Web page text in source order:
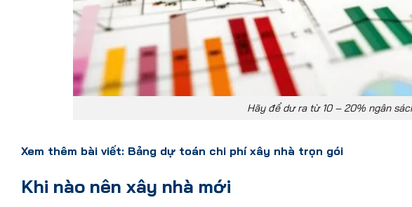
Hãy để dư ra từ 10 – 20% ngân
Xem thêm bài viết: Bảng dự toán chi phí xây nhà trọn gói
Khi nào nên xây nhà mới